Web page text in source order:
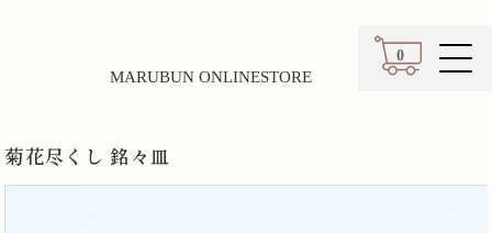
0
カート
MARUBUN ONLINESTORE
菊花尽くし 銘々皿